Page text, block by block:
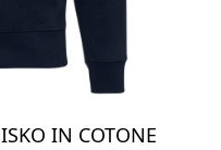
IN COTONE